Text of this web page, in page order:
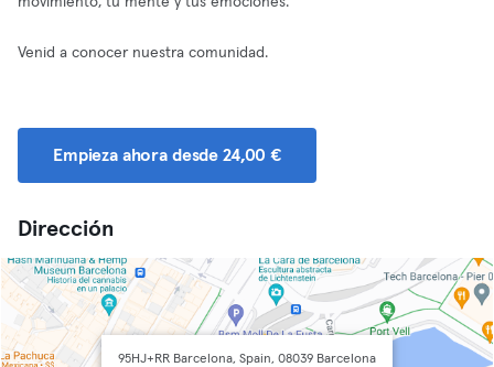
Venid a conocer nuestra comunidad.
Empieza ahora desde 24,00 €
Dirección
95HJ+RR Barcelona, Spain, 08039 Barcelona